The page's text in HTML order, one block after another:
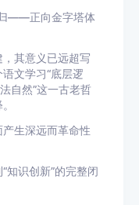
归——正向金字塔体
其意义已远超写
文学习“底层逻
自然”这一古老哲
生深远而革命性
知识创新”的完整闭